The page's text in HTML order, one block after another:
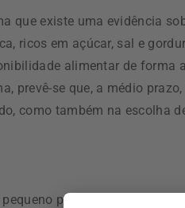
que existe uma evidência
ricos em açúcar, sal e
alimentar de
prevê-se que, a médio
como também na escolha
passo, é graças a